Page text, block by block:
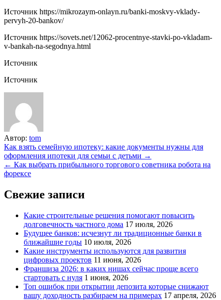
Источник https://mikrozaym-onlayn.ru/banki-moskvy-vklady-
pervyh-20-bankov/
Источник https://sovets.net/12062-procentnye-stavki-po-vkladam-
v-bankah-na-segodnya.html
Источник
Источник
Автор: tom
Навигация
по
записям
Как взять семейную ипотеку: какие документы нужны для
оформления ипотеки для семьи с детьми →
← Как выбрать прибыльного торгового советника робота на
форексе
Свежие записи
Какие строительные решения помогают повысить
долговечность частного дома 17 июля, 2026
Будущее банков: исчезнут ли традиционные банки в
ближайшие годы 10 июля, 2026
Какие инструменты используются для развития
цифровых проектов 11 июня, 2026
Франшиза 2026: в каких нишах сейчас проще всего
стартовать с нуля 1 июня, 2026
Топ ошибок при открытии депозита которые снижают
вашу доходность разбираем на примерах 17 апреля, 2026